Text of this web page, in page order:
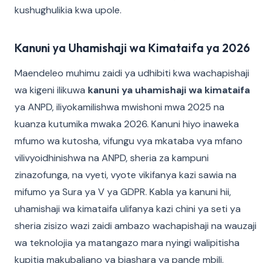
kushughulikia kwa upole.
Kanuni ya Uhamishaji wa Kimataifa ya 2026
Maendeleo muhimu zaidi ya udhibiti kwa wachapishaji
wa kigeni ilikuwa kanuni ya uhamishaji wa kimataifa
ya ANPD, iliyokamilishwa mwishoni mwa 2025 na
kuanza kutumika mwaka 2026. Kanuni hiyo inaweka
mfumo wa kutosha, vifungu vya mkataba vya mfano
vilivyoidhinishwa na ANPD, sheria za kampuni
zinazofunga, na vyeti, vyote vikifanya kazi sawia na
mifumo ya Sura ya V ya GDPR. Kabla ya kanuni hii,
uhamishaji wa kimataifa ulifanya kazi chini ya seti ya
sheria zisizo wazi zaidi ambazo wachapishaji na wauzaji
wa teknolojia ya matangazo mara nyingi walipitisha
kupitia makubaliano ya biashara ya pande mbili.